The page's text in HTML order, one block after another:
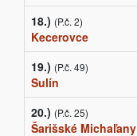
18.) (P.č. 2)
Kecerovce
19.) (P.č. 49)
Sulín
20.) (P.č. 25)
Šarišské Michaľany